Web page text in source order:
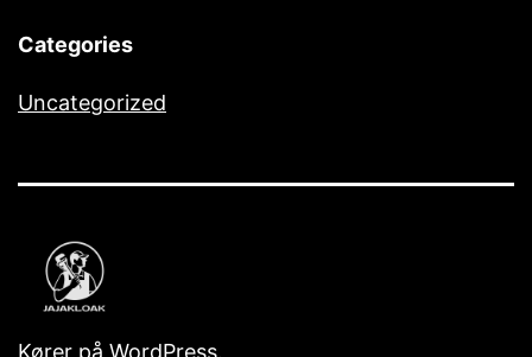
Categories
Uncategorized
Kører på WordPress